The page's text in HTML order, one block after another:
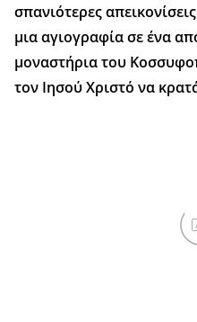
σπανιότερες
μια αγιογραφία σε ένα
μοναστήρια του
τον Ιησού Χριστό να